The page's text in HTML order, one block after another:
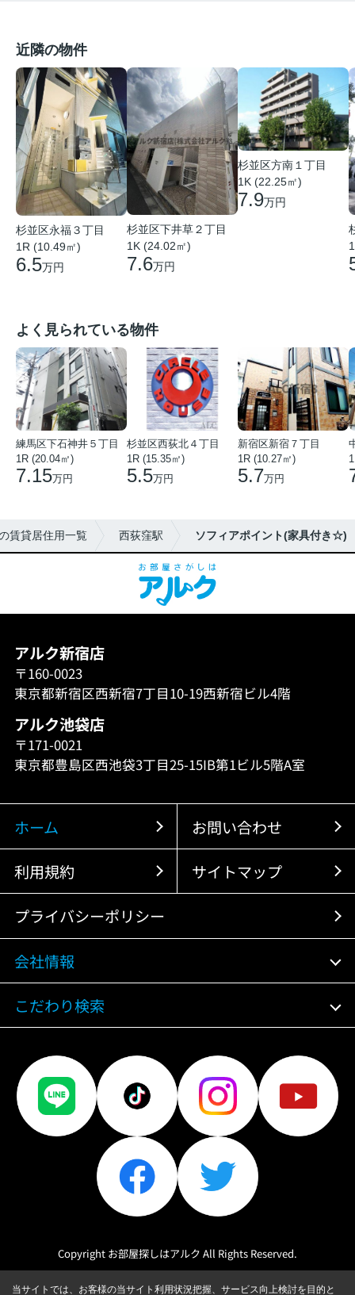
近隣の物件
杉並区永福３丁目
1R (10.49㎡)
6.5万円
杉並区下井草２丁目
1K (24.02㎡)
7.6万円
杉並区方南１丁目
1K (22.25㎡)
7.9万円
よく見られている物件
練馬区下石神井５丁目
1R (20.04㎡)
7.15万円
杉並区西荻北４丁目
1R (15.35㎡)
5.5万円
新宿区新宿７丁目
1R (10.27㎡)
5.7万円
賃貸居住用一覧 西荻窪駅 ソフィアポイント(家具付き☆)
アルク新宿店
〒160-0023
東京都新宿区西新宿7丁目10-19西新宿ビル4階
アルク池袋店
〒171-0021
東京都豊島区西池袋3丁目25-15IB第1ビル5階A室
ホーム お問い合わせ
利用規約 サイトマップ
プライバシーポリシー
会社情報
こだわり検索
Copyright お部屋探しはアルク All Rights Reserved.
当サイトでは、お客様の当サイト利用状況把握、サービス向上検討を目的と